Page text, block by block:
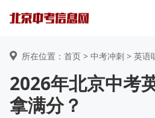
所在位置：首页 > 中考冲刺 > 英语
2026年北京中考
拿满分？